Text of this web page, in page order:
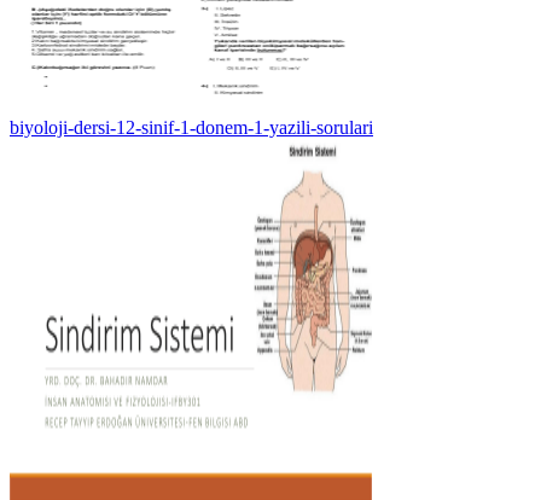
biyoloji-dersi-12-sinif-1-donem-1-yazili-sorulari